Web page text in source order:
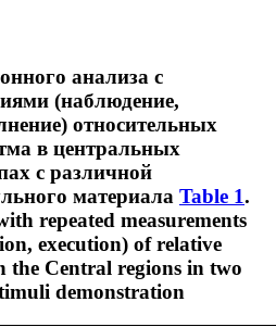
анализа с
(наблюдение,
относительных
в центральных
с различной
материала Table 1.
repeated measurements
execution) of relative
Central regions in two
demonstration